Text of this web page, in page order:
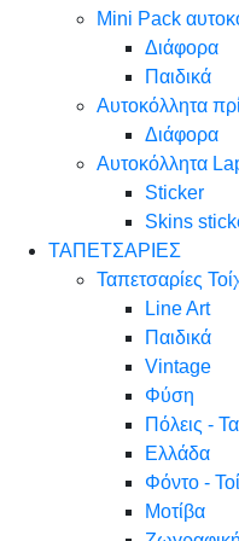
Mini Pack
Διάφορα
Παιδικά
Αυτοκόλλητα
Διάφορα
Αυτοκόλλητα
Sticker
Skins
ΤΑΠΕΤΣΑΡΙΕΣ
Ταπετσαρίες
Line Art
Παιδικά
Vintage
Φύση
Πόλεις -
Ελλάδα
Φόντο -
Μοτίβα